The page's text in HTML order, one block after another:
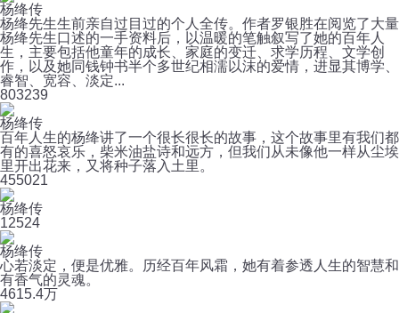
杨绛传
杨绛先生生前亲自过目过的个人全传。作者罗银胜在阅览了大量
杨绛先生口述的一手资料后，以温暖的笔触叙写了她的百年人
生，主要包括他童年的成长、家庭的变迁、求学历程、文学创
作，以及她同钱钟书半个多世纪相濡以沫的爱情，进显其博学、
睿智、宽容、淡定...
803239
杨绛传
百年人生的杨绛讲了一个很长很长的故事，这个故事里有我们都
有的喜怒哀乐，柴米油盐诗和远方，但我们从未像他一样从尘埃
里开出花来，又将种子落入土里。
455021
杨绛传
12524
杨绛传
心若淡定，便是优雅。历经百年风霜，她有着参透人生的智慧和
有香气的灵魂。
4615.4万